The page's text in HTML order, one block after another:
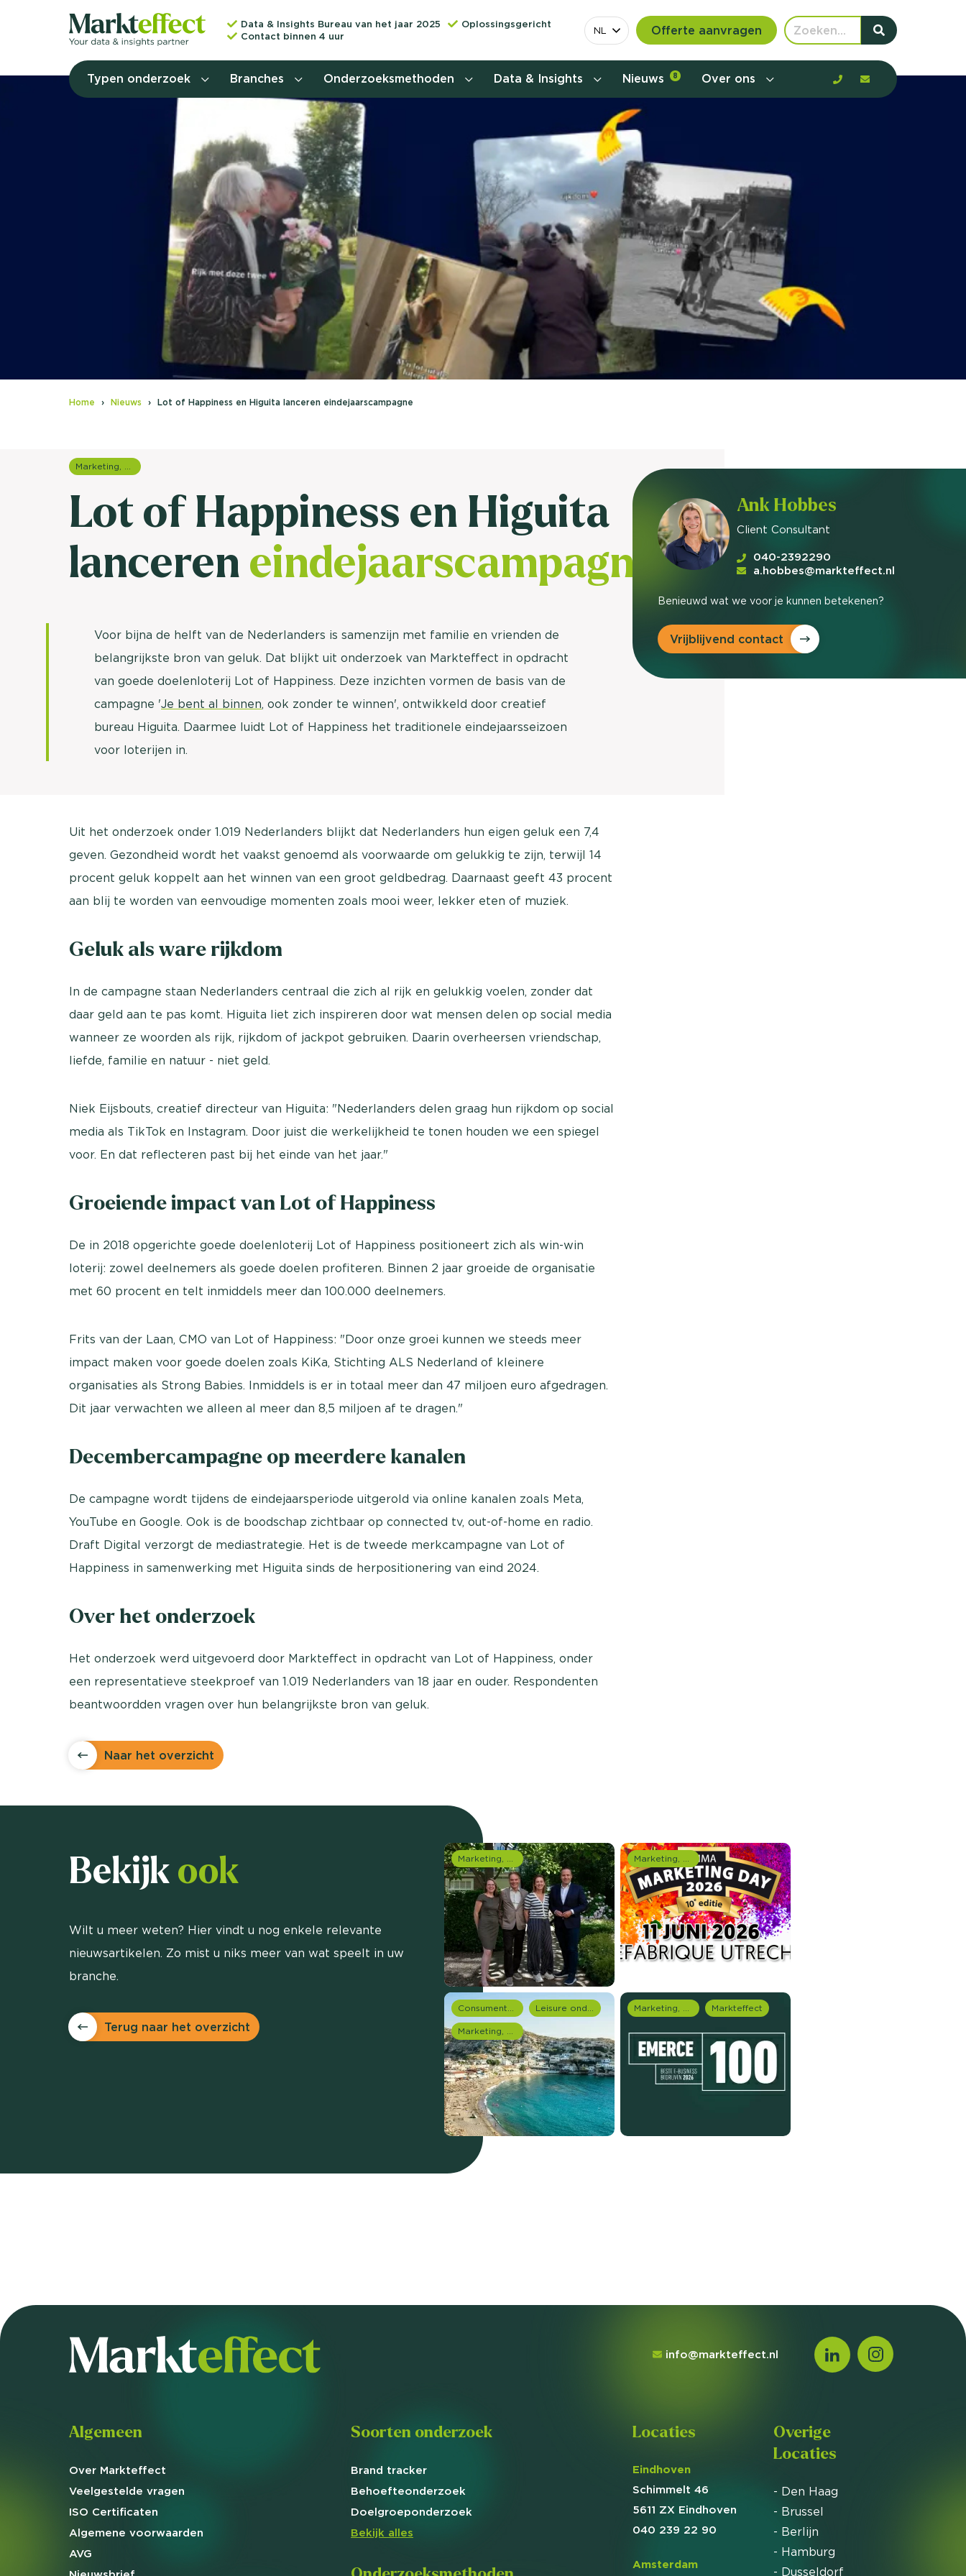
Data & Insights Bureau van het jaar 2025
Oplossingsgericht
Contact binnen 4 uur
NL Offerte aanvragen
Typen onderzoek
Behoefteonderzoek
Customer journey onderzoek
Customer value proposition
Doelgroeponderzoek
Naamsbekendheidonderzoek
Nationaal Studiekeuze
Onderzoek (NSKO)
Usage & attitude onderzoek
UX-onderzoek
Relevantere communicatie en aanbod door de
customer journey, de barrières en gedrag in kaart te
brengen. Benieuwd hoe?
Stefan Klomp
Client Consultant
Branches Onderzoeksmethoden Data & Insights Nieuws 8 Over ons
Home Nieuws Lot of Happiness en Higuita lanceren eindejaarscampagne
Marketing, media & PR
Lot of Happiness en Higuita
lancereneindejaarscampagne
Voor bijna de helft van de Nederlanders is samenzijn met familie en vrienden de
belangrijkste bron van geluk. Dat blijkt uit onderzoek van Markteffect in opdracht
van goede doelenloterij Lot of Happiness. Deze inzichten vormen de basis van de
campagne 'Je bent al binnen, ook zonder te winnen', ontwikkeld door creatief
bureau Higuita. Daarmee luidt Lot of Happiness het traditionele eindejaarsseizoen
voor loterijen in.
Uit het onderzoek onder 1.019 Nederlanders blijkt dat Nederlanders hun eigen geluk een 7,4
geven. Gezondheid wordt het vaakst genoemd als voorwaarde om gelukkig te zijn, terwijl 14
procent geluk koppelt aan het winnen van een groot geldbedrag. Daarnaast geeft 43 procent
aan blij te worden van eenvoudige momenten zoals mooi weer, lekker eten of muziek.
Geluk als ware rijkdom
In de campagne staan Nederlanders centraal die zich al rijk en gelukkig voelen, zonder dat
daar geld aan te pas komt. Higuita liet zich inspireren door wat mensen delen op social media
wanneer ze woorden als rijk, rijkdom of jackpot gebruiken. Daarin overheersen vriendschap,
liefde, familie en natuur - niet geld.
Niek Eijsbouts, creatief directeur van Higuita: "Nederlanders delen graag hun rijkdom op social
media als TikTok en Instagram. Door juist die werkelijkheid te tonen houden we een spiegel
voor. En dat reflecteren past bij het einde van het jaar."
Groeiende impact van Lot of Happiness
De in 2018 opgerichte goede doelenloterij Lot of Happiness positioneert zich als win-win
loterij: zowel deelnemers als goede doelen profiteren. Binnen 2 jaar groeide de organisatie
met 60 procent en telt inmiddels meer dan 100.000 deelnemers.
Frits van der Laan, CMO van Lot of Happiness: "Door onze groei kunnen we steeds meer
impact maken voor goede doelen zoals KiKa, Stichting ALS Nederland of kleinere
organisaties als Strong Babies. Inmiddels is er in totaal meer dan 47 miljoen euro afgedragen.
Dit jaar verwachten we alleen al meer dan 8,5 miljoen af te dragen."
Decembercampagne op meerdere kanalen
De campagne wordt tijdens de eindejaarsperiode uitgerold via online kanalen zoals Meta,
YouTube en Google. Ook is de boodschap zichtbaar op connected tv, out-of-home en radio.
Draft Digital verzorgt de mediastrategie. Het is de tweede merkcampagne van Lot of
Happiness in samenwerking met Higuita sinds de herpositionering van eind 2024.
Over het onderzoek
Het onderzoek werd uitgevoerd door Markteffect in opdracht van Lot of Happiness, onder
een representatieve steekproef van 1.019 Nederlanders van 18 jaar en ouder. Respondenten
beantwoordden vragen over hun belangrijkste bron van geluk.
Naar het overzicht
Bekijkook
Wilt u meer weten? Hier vindt u nog enkele relevante
nieuwsartikelen. Zo mist u niks meer van wat speelt in uw
branche.
Terug naar het overzicht
Marketing, media & PR Marketing, media & PR
Consumentenonderzoek Leisure onderzoek
Marketing, media & PR
Marketing, media & PR Markteffect
Ank Hobbes
Client Consultant
040-2392290
a.hobbes@markteffect.nl
Benieuwd wat we voor je kunnen betekenen?
Vrijblijvend contact
info@markteffect.nl
Algemeen
Over Markteffect
Veelgestelde vragen
ISO Certificaten
Algemene voorwaarden
AVG
Soorten onderzoek
Brand tracker
Behoefteonderzoek
Doelgroeponderzoek
Bekijk alles
Locaties
Eindhoven
Schimmelt 46
5611 ZX Eindhoven
040 239 22 90
Amsterdam
Overige
Locaties
- Den Haag
- Brussel
- Berlijn
- Hamburg
- Dusseldorf